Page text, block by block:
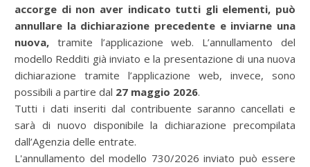
accorge di non aver indicato tutti gli elementi, può
annullare la dichiarazione precedente e inviarne una
nuova, tramite l’applicazione web. L’annullamento del
modello Redditi già inviato e la presentazione di una nuova
dichiarazione tramite l’applicazione web, invece, sono
possibili a partire dal 27 maggio 2026.
Tutti i dati inseriti dal contribuente saranno cancellati e
sarà di nuovo disponibile la dichiarazione precompilata
dall’Agenzia delle entrate.
L'annullamento del modello 730/2026 inviato può essere